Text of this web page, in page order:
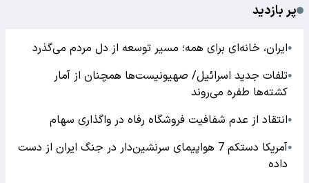
پر بازدید
●ایران، خانه‌ای برای همه؛ مسیر توسعه از دل مردم می‌گذرد
●تلفات جدید اسرائیل/ صهیونیست‌ها همچنان از آمار
کشته‌ها طفره می‌روند
●انتقاد از عدم شفافیت فروشگاه رفاه در واگذاری سهام
●
آمریکا دستکم 7 هواپیمای سرنشین‌دار در جنگ ایران از دست
داده